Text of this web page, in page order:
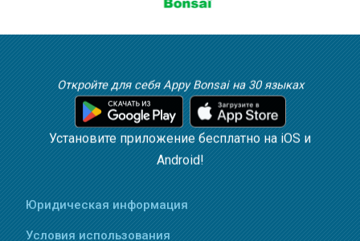
Откройте для себя Appy Bonsai на 30 языках
Установите приложение бесплатно на iOS и
Android!
Юридическая информация
Условия использования